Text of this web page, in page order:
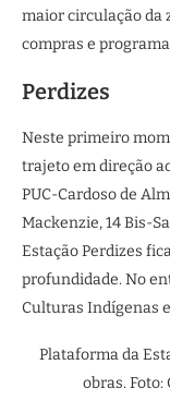
maior circulação da
compras e
Perdizes
Neste primeiro
trajeto em direção
PUC-Cardoso de
Mackenzie, 14 Bis-
Estação Perdizes
profundidade. No
Culturas Indígenas
Plataforma da
obras. Foto: